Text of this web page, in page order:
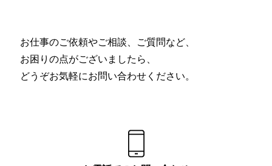
お仕事のご依頼やご相談、ご質問など、
お困りの点がございましたら、
どうぞお気軽にお問い合わせください。